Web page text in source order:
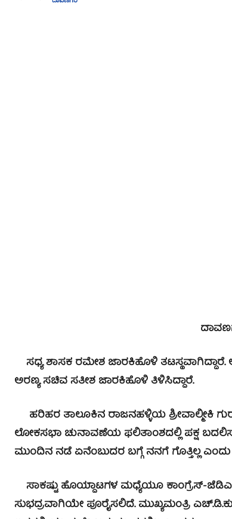
ಸಧ್ಯ ಶಾಸಕ ರಮೇಶ ಜಾರಕಿಹೊಳಿ
ಅರಣ್ಯ ಸಚಿವ ಸತೀಶ ಜಾರಕಿಹೊಳಿ ತಿಳಿಸಿದ್ದಾರೆ.
ಹರಿಹರ ತಾಲೂಕಿನ ರಾಜನಹಳ್ಳಿಯ ಶ್ರೀವಾಲ್ಮೀಕಿ
ಲೋಕಸಭಾ ಚುನಾವಣೆಯ ಫಲಿತಾಂಶದಲ್ಲಿ ಪಕ್ಷ
ಮುಂದಿನ ನಡೆ ಏನೆಂಬುದರ ಬಗ್ಗೆ ನನಗೆ ಗೊತ್ತಿಲ್ಲ ಎಂದು
ಸಾಕಷ್ಟು ಹೊಯ್ದಾಟಗಳ ಮಧ್ಯೆಯೂ ಕಾಂಗ್ರೆಸ್-
ಸುಭದ್ರವಾಗಿಯೇ ಪೂರೈಸಲಿದೆ. ಮುಖ್ಯಮಂತ್ರಿ